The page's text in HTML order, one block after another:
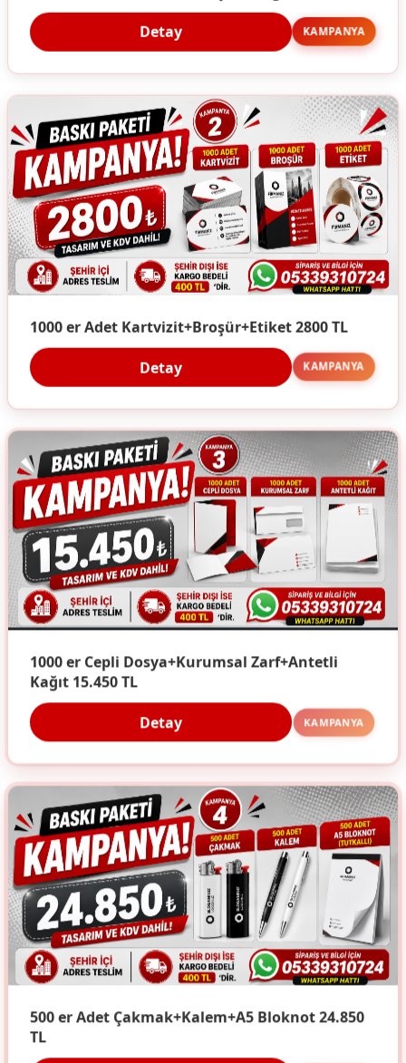
Detay KAMPANYA
1000 er Adet Kartvizit+Broşür+Etiket 2800 TL
Detay KAMPANYA
1000 er Cepli Dosya+Kurumsal Zarf+Antetli
Kağıt 15.450 TL
Detay KAMPANYA
500 er Adet Çakmak+Kalem+A5 Bloknot 24.850
TL